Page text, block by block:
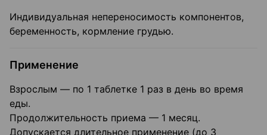
Индивидуальная непереносимость компонентов,
беременность, кормление грудью.
Применение
Взрослым — по 1 таблетке 1 раз в день во время
еды.
Продолжительность приема — 1 месяц.
Допускается длительное применение (до 3